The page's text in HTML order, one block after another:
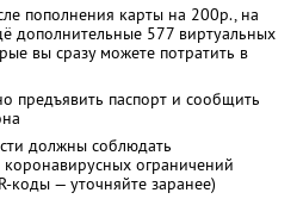
пополнения карты на 200р., на
дополнительные 577 виртуальных
вы сразу можете потратить в
предъявить паспорт и сообщить
должны соблюдать
ограничений
коды — уточняйте заранее)